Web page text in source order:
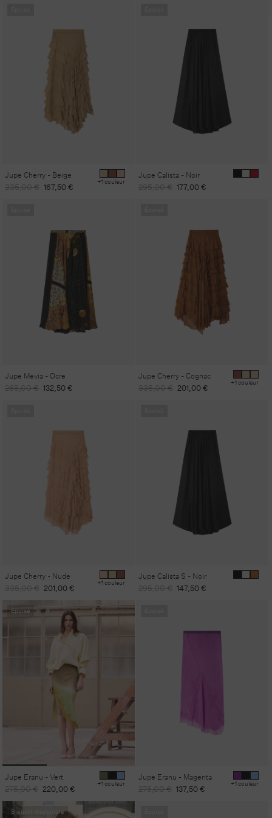
Jupe Cherry - Beige
Prix
335,00 € Prix
167,50 € +1 couleur
Jupe Calista - Noir
Prix
295,00 € Prix
177,00 €
Jupe Mevia - Ocre
Prix
265,00 € Prix
132,50 €
Jupe Cherry - Cognac
Prix
335,00 € Prix
201,00 € +1 couleur
Jupe Cherry - Nude
Prix
habituel
335,00 € Prix
201,00 € +1 couleur
Jupe Calista S - Noir
Prix
295,00 € Prix
147,50 €
Épuisé
Jupe Eranu - Vert
Prix
habituel
275,00 € Prix
promotionnel
220,00 € +1 couleur
Jupe Eranu - Magenta
Prix
275,00 € Prix
137,50 € +1 couleur
Bientôt disponible